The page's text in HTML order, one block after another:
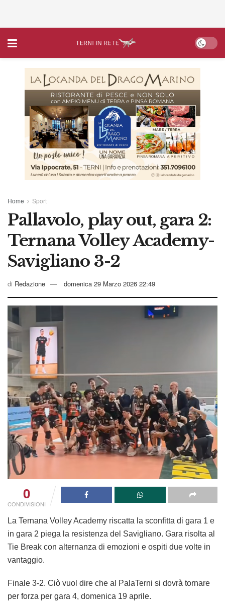
Home Sport
Pallavolo, play out, gara 2:
Ternana Volley Academy-
Savigliano 3-2
di Redazione domenica 29 Marzo 2026 22:49
0
CONDIVISIONI
La Ternana Volley Academy riscatta la sconfitta di gara 1 e
in gara 2 piega la resistenza del Savigliano. Gara risolta al
Tie Break con alternanza di emozioni e ospiti due volte in
vantaggio.
Finale 3-2. Ciò vuol dire che al PalaTerni si dovrà tornare
per forza per gara 4, domenica 19 aprile.